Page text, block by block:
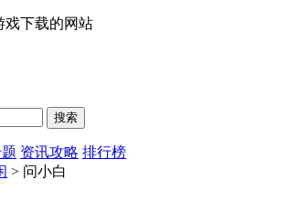
戏下载的网站
资讯攻略 排行榜
> 问小白